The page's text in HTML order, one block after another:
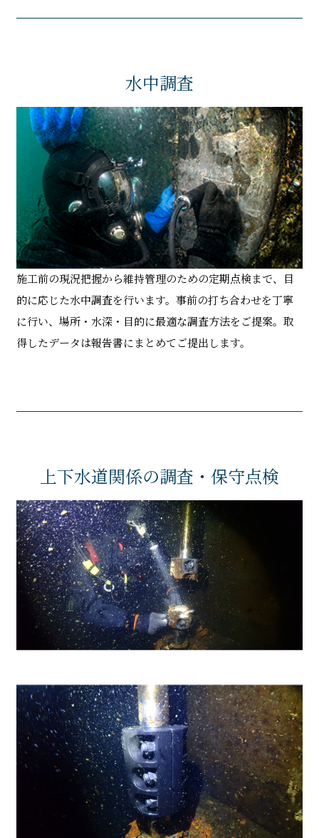
水中調査
施工前の現況把握から維持管理のための定期点検まで、目
的に応じた水中調査を行います。事前の打ち合わせを丁寧
に行い、場所・水深・目的に最適な調査方法をご提案。取
得したデータは報告書にまとめてご提出します。
上下水道関係の調査・保守点検